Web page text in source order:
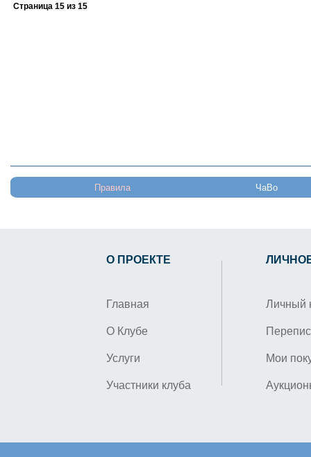
Страница 15 из 15
Правила ЧаВо
О ПРОЕКТЕ
Главная
О Клубе
Услуги
Участники клуба
Личный
Мои